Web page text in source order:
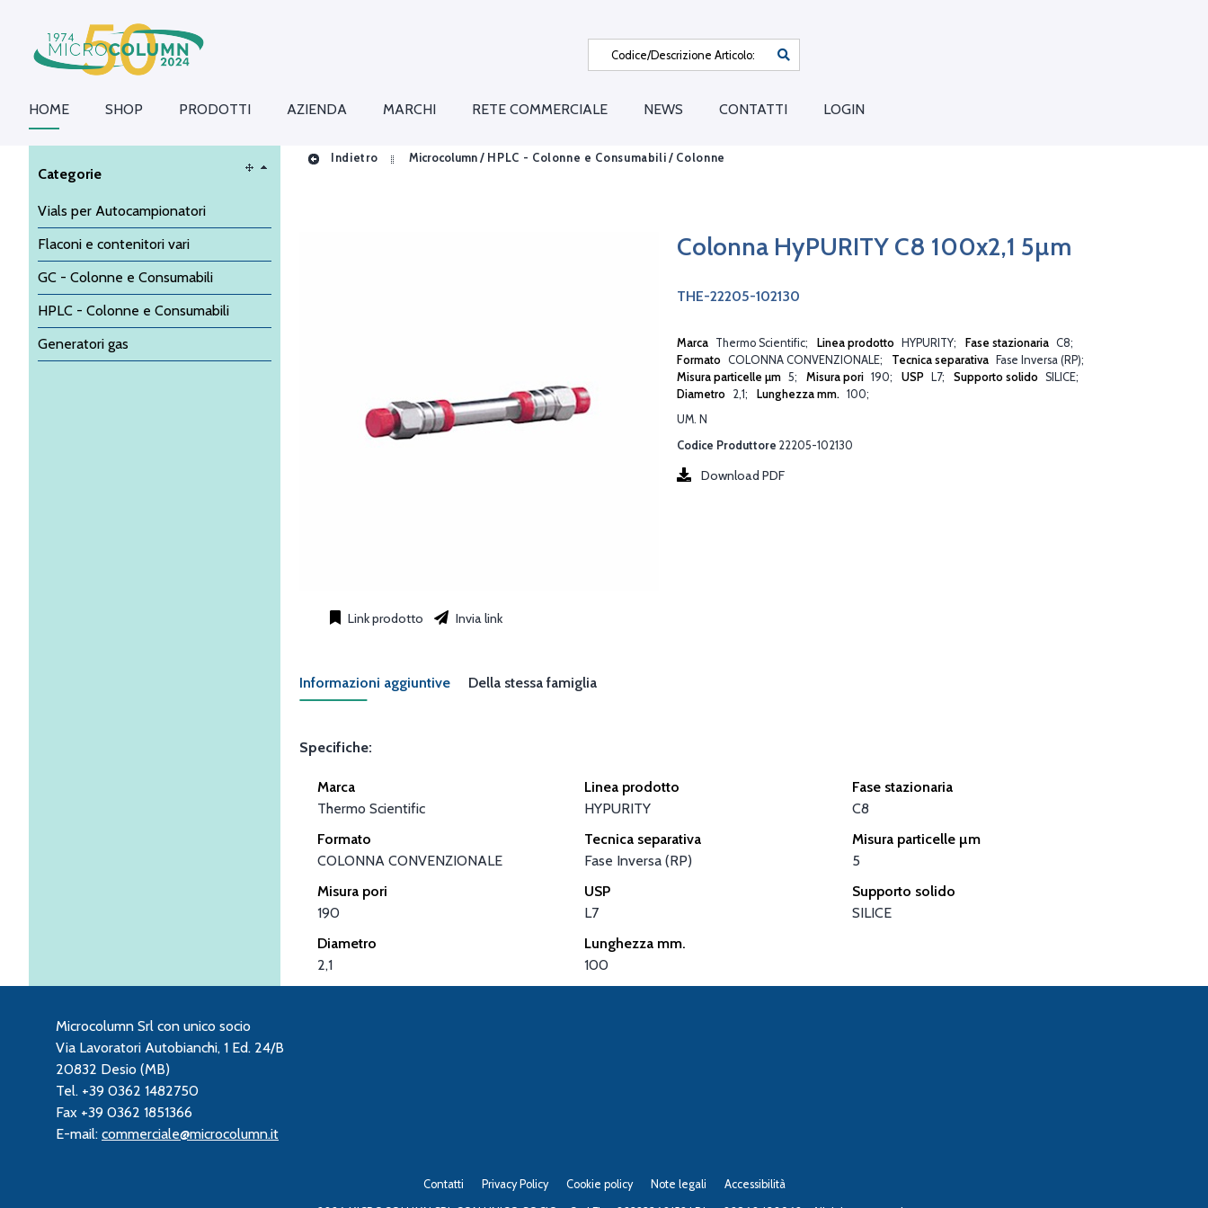
HOME SHOP PRODOTTI AZIENDA MARCHI RETE COMMERCIALE NEWS CONTATTI LOGIN
Categorie
Vials per Autocampionatori
Flaconi e contenitori vari
GC - Colonne e Consumabili
HPLC - Colonne e Consumabili
Generatori gas
Indietro Microcolumn / HPLC - Colonne e Consumabili / Colonne
Colonna HyPURITY C8 100x2,1 5µm
THE-22205-102130
Marca Thermo Scientific Linea prodotto HYPURITY Fase stazionaria C8
Formato COLONNA CONVENZIONALE Tecnica separativa
Fase Inversa (RP)
Misura particelle µm 5 Misura pori 190 USP L7 Supporto solido SILICE
Diametro 2,1 Lunghezza mm. 100
UM. N
Download PDF
Codice Produttore 22205-102130
Link prodotto Invia link
Informazioni aggiuntive Della stessa famiglia
Specifiche:
Marca
Thermo Scientific
Linea prodotto
HYPURITY
Fase stazionaria
C8
Formato
COLONNA CONVENZIONALE
Tecnica separativa
Fase Inversa (RP)
Misura particelle µm
5
Misura pori
190
USP
L7
Supporto solido
SILICE
Diametro
2,1
Lunghezza mm.
100
Microcolumn Srl con unico socio
Via Lavoratori Autobianchi, 1 Ed. 24/B
20832 Desio (MB)
Tel. +39 0362 1482750
Fax +39 0362 1851366
E-mail: commerciale@microcolumn.it
Contatti Privacy Policy Cookie policy Note legali Accessibilità